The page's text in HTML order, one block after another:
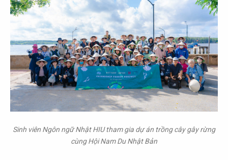
Sinh viên Ngôn ngữ Nhật HIU tham gia dự án trồng cây gây rừng
cùng Hội Nam Du Nhật Bản